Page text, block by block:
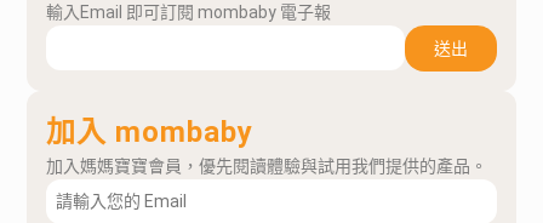
輸入Email 即可訂閱 mombaby 電子報
送出
加入 mombaby
加入媽媽寶寶會員，優先閱讀體驗與試用我們提供的產品。